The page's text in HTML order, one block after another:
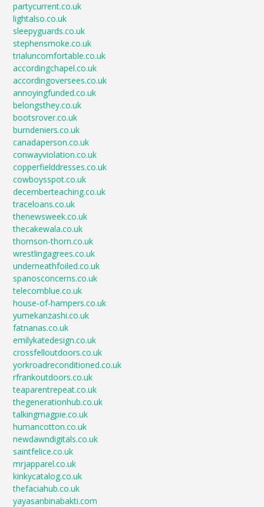
partycurrent.co.uk
lightalso.co.uk
sleepyguards.co.uk
stephensmoke.co.uk
trialuncomfortable.co.uk
accordingchapel.co.uk
accordingoversees.co.uk
annoyingfunded.co.uk
belongsthey.co.uk
bootsrover.co.uk
burndeniers.co.uk
canadaperson.co.uk
conwayviolation.co.uk
copperfielddresses.co.uk
cowboysspot.co.uk
decemberteaching.co.uk
traceloans.co.uk
thenewsweek.co.uk
thecakewala.co.uk
thomson-thorn.co.uk
wrestlingagrees.co.uk
underneathfoiled.co.uk
spanosconcerns.co.uk
telecomblue.co.uk
house-of-hampers.co.uk
yumekanzashi.co.uk
fatnanas.co.uk
emilykatedesign.co.uk
crossfelloutdoors.co.uk
yorkroadreconditioned.co.uk
rfrankoutdoors.co.uk
teaparentrepeat.co.uk
thegenerationhub.co.uk
talkingmagpie.co.uk
humancotton.co.uk
newdawndigitals.co.uk
saintfelice.co.uk
mrjapparel.co.uk
kinkycatalog.co.uk
thefaciahub.co.uk
yayasanbinabakti.com